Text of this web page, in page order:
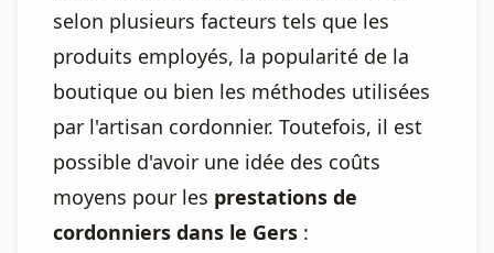
selon plusieurs facteurs tels que les
produits employés, la popularité de la
boutique ou bien les méthodes utilisées
par l'artisan cordonnier. Toutefois, il est
possible d'avoir une idée des coûts
moyens pour les prestations de
cordonniers dans le Gers :